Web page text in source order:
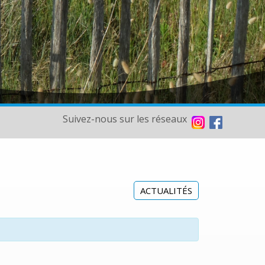
Suivez-nous sur les réseaux
ACTUALITÉS